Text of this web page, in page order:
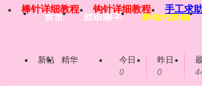
首页 群组圈子 教你找图解
棒针详细教程
钩针详细教程 手工求
新帖 精华
今日
0
昨日
0